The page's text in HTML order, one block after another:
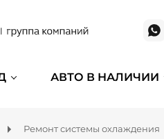
АВТО В НАЛИЧИИ
Ремонт системы охлаждения